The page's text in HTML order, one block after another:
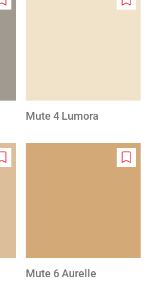
Add
Add
Mute 4 Lumora
Add
Add
Mute 6 Aurelle